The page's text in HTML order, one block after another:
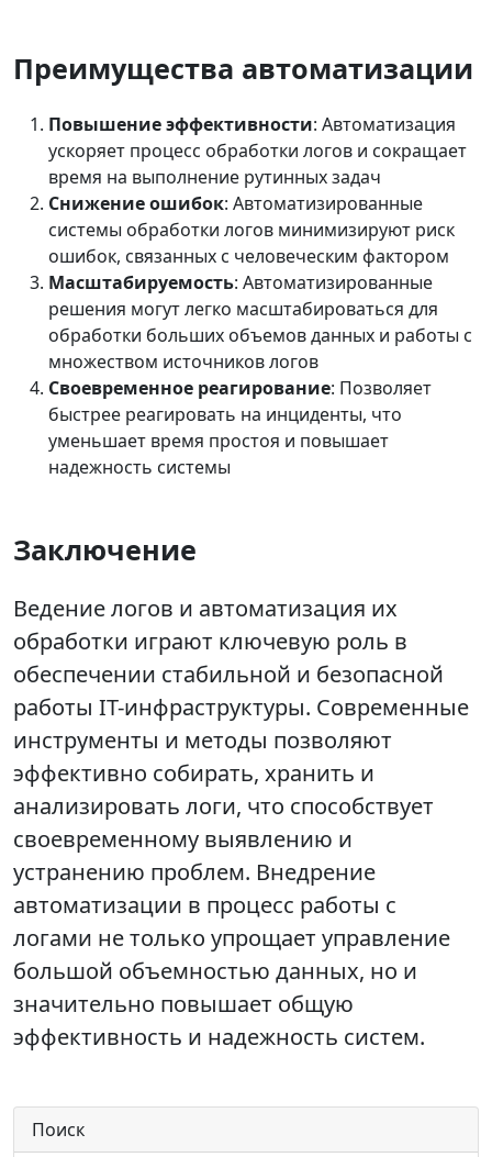
Преимущества автоматизации
Повышение эффективности: Автоматизация
ускоряет процесс обработки логов и сокращает
время на выполнение рутинных задач
Снижение ошибок: Автоматизированные
системы обработки логов минимизируют риск
ошибок, связанных с человеческим фактором
Масштабируемость: Автоматизированные
решения могут легко масштабироваться для
обработки больших объемов данных и работы с
множеством источников логов
Своевременное реагирование: Позволяет
быстрее реагировать на инциденты, что
уменьшает время простоя и повышает
надежность системы
Заключение
Ведение логов и автоматизация их
обработки играют ключевую роль в
обеспечении стабильной и безопасной
работы IT-инфраструктуры. Современные
инструменты и методы позволяют
эффективно собирать, хранить и
анализировать логи, что способствует
своевременному выявлению и
устранению проблем. Внедрение
автоматизации в процесс работы с
логами не только упрощает управление
большой объемностью данных, но и
значительно повышает общую
эффективность и надежность систем.
Поиск